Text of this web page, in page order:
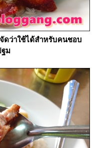
ดว่าใช้ได้สำหรับคนชอบ
ม